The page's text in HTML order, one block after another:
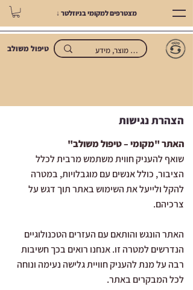
מצטרפים למקומי בניוזלטר ↓
טיפול משולב
הצהרת נגישות
האתר "מקומי – טיפול משולב"
שואף להעניק חווית משתמש מרבית לכלל
הציבור, כולל אנשים עם מוגבלויות, במטרה
להקל ולייעל את השימוש באתר תוך דגש על
צרכיהם.
האתר הונגש והותאם עם העזרים הטכנולוגיים
הנדרשים למטרה זו. אנחנו רואים בכך חשיבות
רבה על מנת להעניק חוויית גלישה נעימה ונוחה
לכל המבקרים באתר.